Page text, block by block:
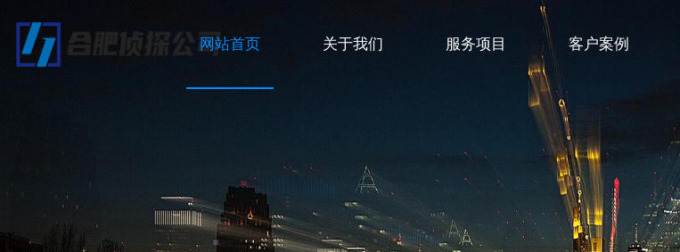
网站首页 关于我们 服务项目
合肥婚姻调查
合肥出轨取证
合肥商务调查
客户案例
行业新闻